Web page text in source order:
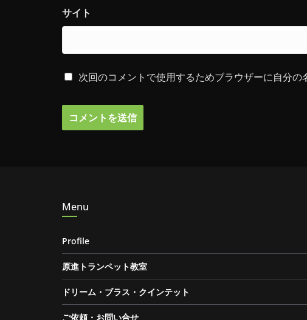
サイト
次回のコメントで使用するためブラウザーに自分の
Menu
Profile
原進トランペット教室
ドリーム・ブラス・クインテット
ご依頼・お問い合せ